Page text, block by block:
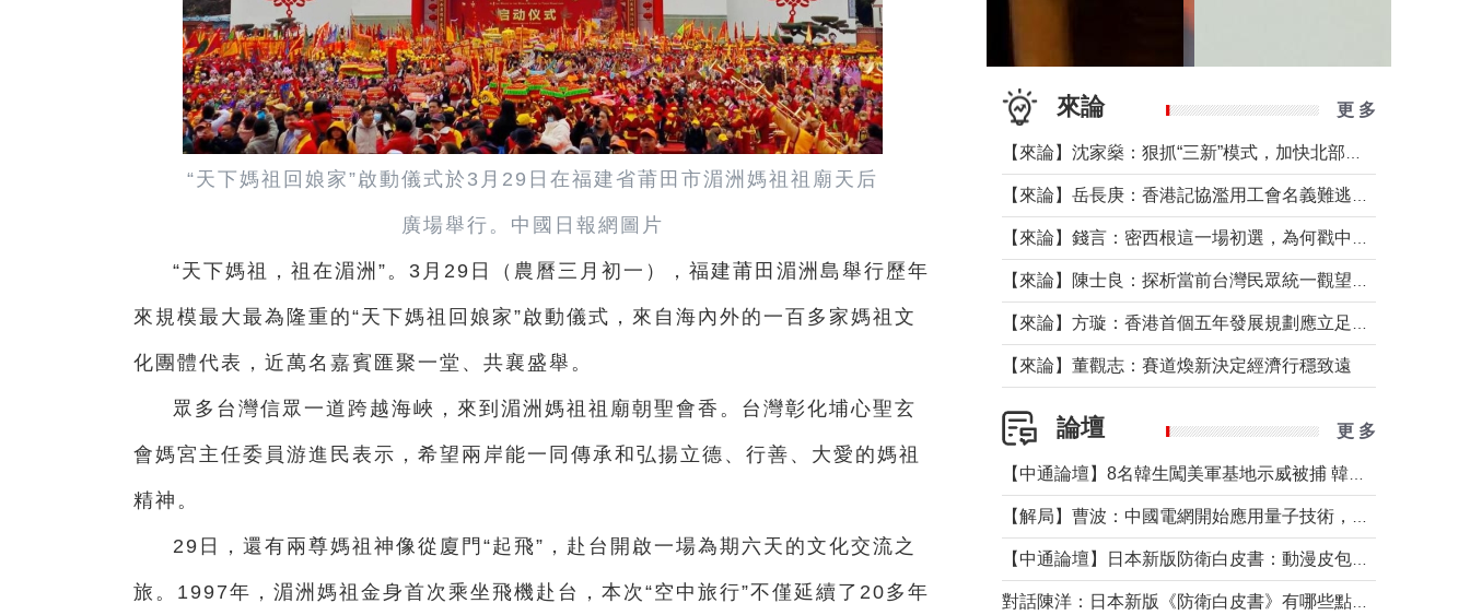
“天下媽祖回娘家”啟動儀式於3月29日在福建省莆田市湄洲媽祖祖廟天后
廣場舉行。中國日報網圖片
“天下媽祖，祖在湄洲”。3月29日（農曆三月初一），福建莆田湄洲島舉行歷年
來規模最大最為隆重的“天下媽祖回娘家”啟動儀式，來自海內外的一百多家媽祖文
化團體代表，近萬名嘉賓匯聚一堂、共襄盛舉。
眾多台灣信眾一道跨越海峽，來到湄洲媽祖祖廟朝聖會香。台灣彰化埔心聖玄
會媽宮主任委員游進民表示，希望兩岸能一同傳承和弘揚立德、行善、大愛的媽祖
精神。
29日，還有兩尊媽祖神像從廈門“起飛”，赴台開啟一場為期六天的文化交流之
旅。1997年，湄洲媽祖金身首次乘坐飛機赴台，本次“空中旅行”不僅延續了20多年
來論 更 多
【來論】董觀志：賽道煥新決定經濟行穩致遠
論壇 更 多